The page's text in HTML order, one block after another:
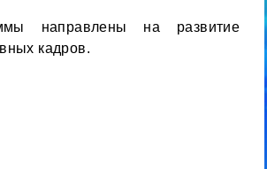
направлены на развитие
кадров.